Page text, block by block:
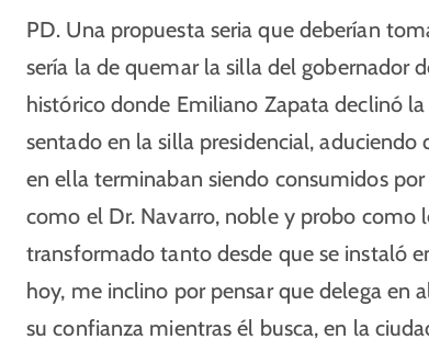
PD. Una propuesta seria que deberían
sería la de quemar la silla del gobernador
histórico donde Emiliano Zapata declinó
sentado en la silla presidencial,
en ella terminaban siendo consumidos
como el Dr. Navarro, noble y probo como
transformado tanto desde que se instaló
hoy, me inclino por pensar que delega en
su confianza mientras él busca, en la